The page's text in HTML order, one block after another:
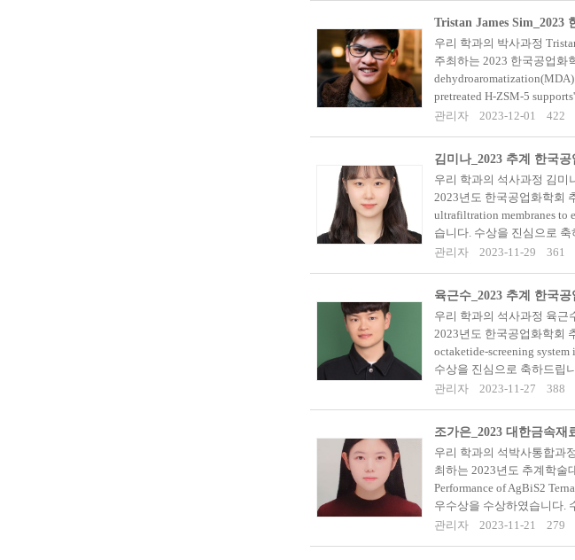
우리 학과의 박사과정
주최하는 2023 한국공업화
pretreated H-ZSM-5 supports'
관리자
2023-12-01 422
김미나_2023 추계 한국
우리 학과의 석사과정 김미
2023년도 한국공업화학회
ultrafiltration membranes to
습니다. 수상을 진심으로 축
관리자
2023-11-29 361
육근수_2023 추계 한국
우리 학과의 석사과정 육근
2023년도 한국공업화학회
octaketide-screening
수상을 진심으로 축하드립
관리자
2023-11-27 388
우리 학과의 석박사통합과
최하는 2023년도 추계학술
Performance of AgBiS2
우수상을 수상하였습니다.
관리자
2023-11-21 279